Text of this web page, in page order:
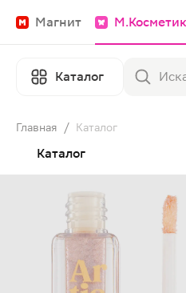
Магнит М.Косметик
Каталог
Главная / Каталог
Каталог